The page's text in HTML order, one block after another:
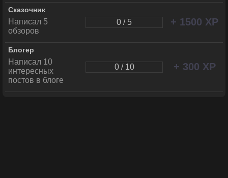
Сказочник
Написал 5
обзоров
0 / 5 + 1500 XP
Блогер
Написал 10
интересных
постов в блоге
0 / 10 + 300 XP